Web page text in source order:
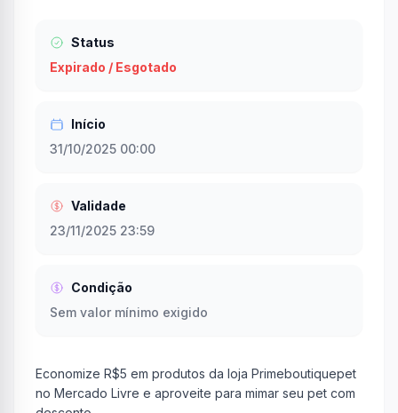
Status
Expirado / Esgotado
Início
31/10/2025 00:00
Validade
23/11/2025 23:59
Condição
Sem valor mínimo exigido
Economize R$5 em produtos da loja Primeboutiquepet
no Mercado Livre e aproveite para mimar seu pet com